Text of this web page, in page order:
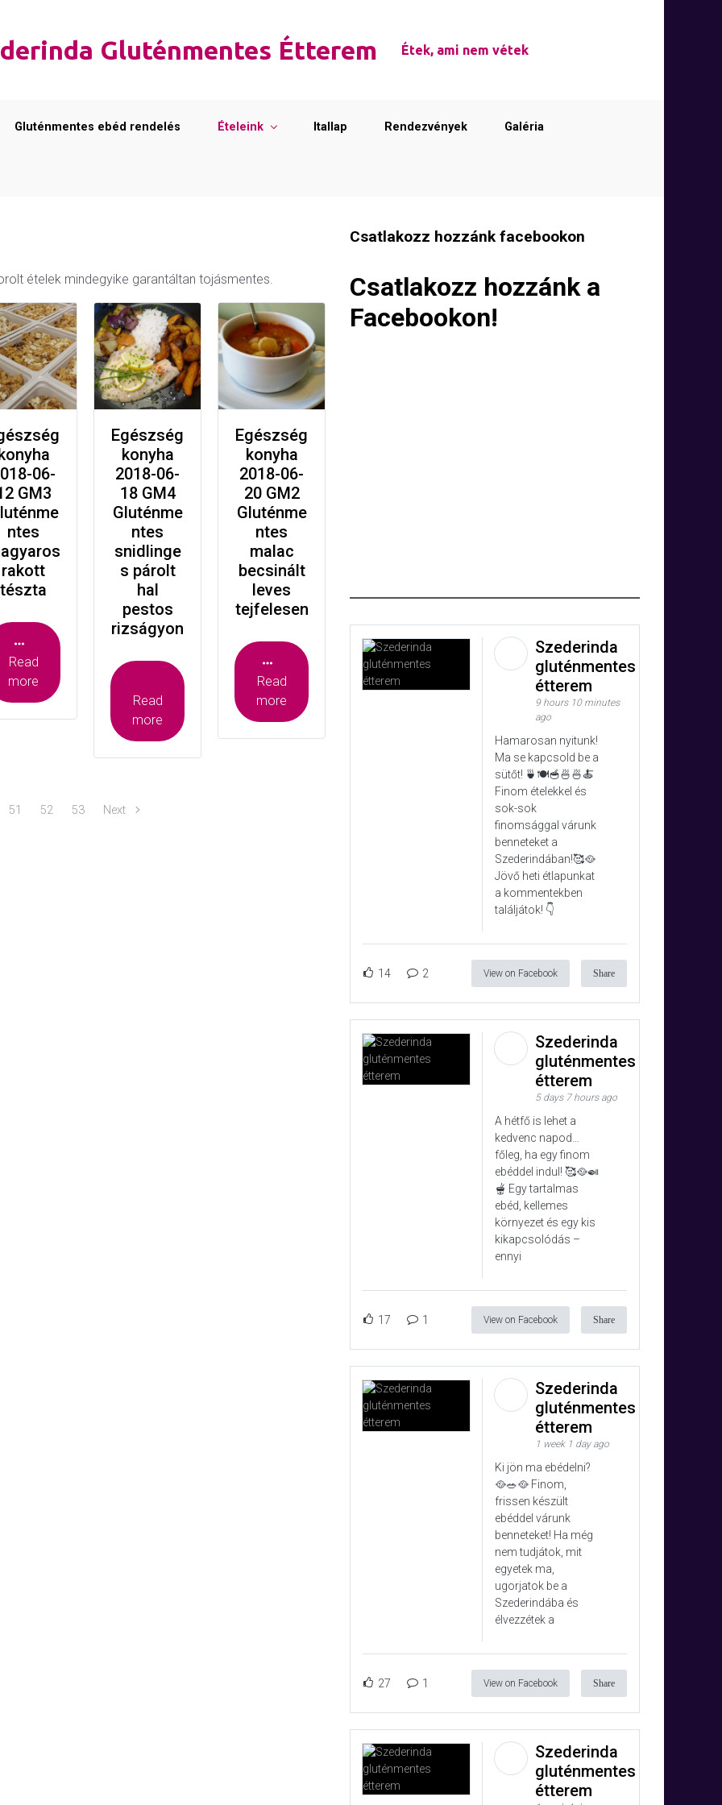
Gluténmentes Étterem Étek, ami nem vétek
Gluténmentes ebéd rendelés Ételeink Itallap Rendezvények Galéria
ételek mindegyike garantáltan tojásmentes.
06-
GM3
ntes
rakott
tészta
Read
more
Egészség
konyha
2018-06-
18 GM4
Gluténme
ntes
snidlinge
s párolt
hal
pestos
rizságyon
Read
more
Egészség
konyha
2018-06-
20 GM2
Gluténme
ntes
malac
becsinált
leves
tejfelesen
Read
more
51 52 53 Next
Csatlakozz hozzánk facebookon
Csatlakozz hozzánk a
Facebookon!
Szederinda
gluténmentes
étterem
9 hours 10 minutes
ago
Hamarosan nyitunk!
Ma se kapcsold be a
sütőt! 🍵🍽️🥣🍜🍜🍝
Finom ételekkel és
sok-sok
finomsággal várunk
benneteket a
Szederindában!🥰🥘
Jövő heti étlapunkat
a kommentekben
találjátok! 👇
14 2 View on Facebook Share
Szederinda
gluténmentes
étterem
5 days 7 hours ago
A hétfő is lehet a
kedvenc napod…
főleg, ha egy finom
ebéddel indul! 🥰🥘🍛
🫕 Egy tartalmas
ebéd, kellemes
környezet és egy kis
kikapcsolódás –
ennyi
17 1 View on Facebook Share
Szederinda
gluténmentes
étterem
1 week 1 day ago
Ki jön ma ebédelni?
🥘🥗🥘 Finom,
frissen készült
ebéddel várunk
benneteket! Ha még
nem tudjátok, mit
egyetek ma,
ugorjatok be a
Szederindába és
élvezzétek a
27 1 View on Facebook Share
Szederinda
gluténmentes
étterem